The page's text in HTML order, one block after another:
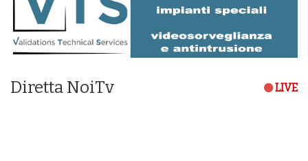
Diretta NoiTv LIVE